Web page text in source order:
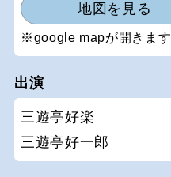
地図を見る
※google mapが開きます
出演
三遊亭好楽
三遊亭好一郎